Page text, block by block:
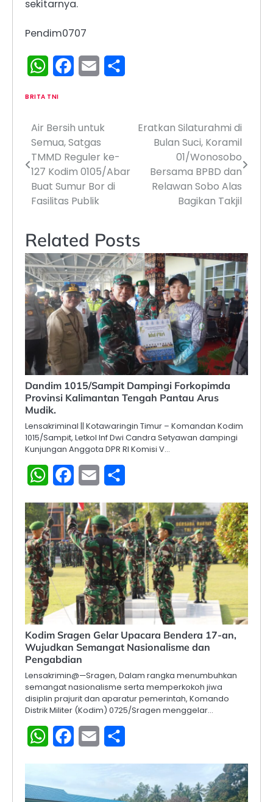
sekitarnya.
Pendim0707
WhatsAppFacebook
Email
BRITA TNI
Navigasi
pos
Air Bersih untuk
Semua, Satgas
TMMD Reguler ke-
127 Kodim 0105/Abar
Buat Sumur Bor di
Fasilitas Publik
Eratkan Silaturahmi di
Bulan Suci, Koramil
01/Wonosobo
Bersama BPBD dan
Relawan Sobo Alas
Bagikan Takjil
Related Posts
Dandim 1015/Sampit Dampingi Forkopimda
Provinsi Kalimantan Tengah Pantau Arus
Mudik.
Lensakriminal || Kotawaringin Timur – Komandan Kodim
1015/Sampit, Letkol Inf Dwi Candra Setyawan dampingi
Kunjungan Anggota DPR RI Komisi V…
WhatsAppFacebook
Email
Kodim Sragen Gelar Upacara Bendera 17-an,
Wujudkan Semangat Nasionalisme dan
Pengabdian
Lensakrimin@—Sragen, Dalam rangka menumbuhkan
semangat nasionalisme serta memperkokoh jiwa
disiplin prajurit dan aparatur pemerintah, Komando
Distrik Militer (Kodim) 0725/Sragen menggelar…
WhatsAppFacebook
Email